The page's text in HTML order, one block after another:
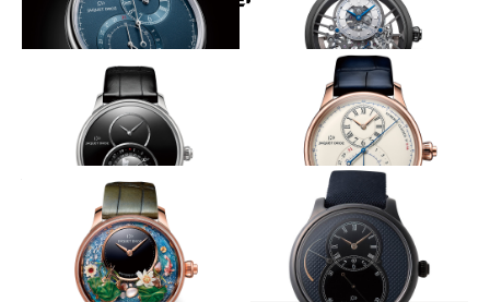
JAQUET DROZ
グラン・セコンド オフセンタ
ー クロノグラフ ブルー
硬質素材で包むスケルトン
JAQUET DROZ
グラン・セコンド スケルトン
セラミック
JAQUET DROZ
グラン・セコンド デュアルタ
イム オニキス
上質な文字盤に潜めたクロノ
JAQUET DROZ
グラン・セコンド クロノグラ
フ アイボリーエナメル
蓮の花が咲く池を優雅に泳ぐ鯉
ダイヤルもセラミックに